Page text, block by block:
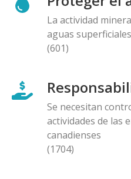
La actividad
aguas
(601)
Se necesitan
actividades de las
canadienses
(1704)